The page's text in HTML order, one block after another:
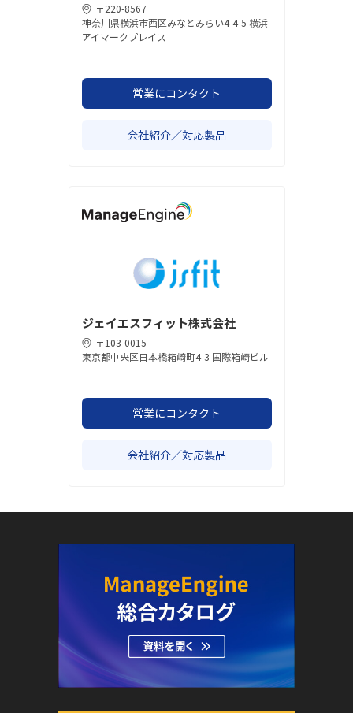
〒220-8567
神奈川県横浜市西区みなとみらい4-4-5 横浜
アイマークプレイス
営業にコンタクト
会社紹介／対応製品
ジェイエスフィット株式会社
〒103-0015
東京都中央区日本橋箱崎町4-3 国際箱崎ビル
営業にコンタクト
会社紹介／対応製品